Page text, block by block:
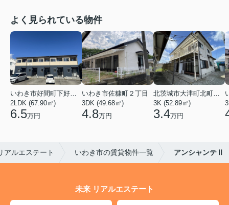
よく見られている物件
いわき市好間町下好間字中島
2LDK (67.90㎡)
6.5万円
いわき市佐糠町２丁目
3DK (49.68㎡)
4.8万円
北茨城市大津町北町４丁目
3K (52.89㎡)
3.4万円
アルエステート いわき市の賃貸物件一覧 アンシャンテⅡ
未来 リアルエステート